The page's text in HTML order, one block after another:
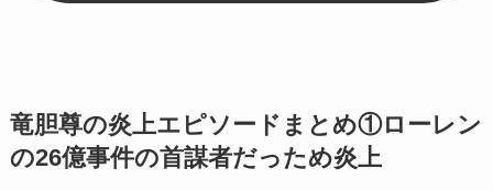
竜胆尊の炎上エピソードまとめ①ローレン
の26億事件の首謀者だっため炎上